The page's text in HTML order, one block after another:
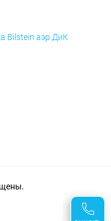
Bilstein аэр ДиК